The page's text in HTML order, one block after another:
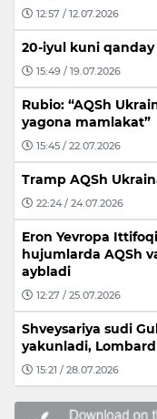
12:57 / 12.07.2026
20-iyul kuni
15:49 / 19.07.2026
Rubio: “AQSh
yagona mamlakat”
15:45 / 22.07.2026
Tramp AQSh
22:24 / 24.07.2026
Eron Yevropa
hujumlarda AQSh
aybladi
12:27 / 25.07.2026
Shveysariya sudi
yakunladi,
15:21 / 28.07.2026